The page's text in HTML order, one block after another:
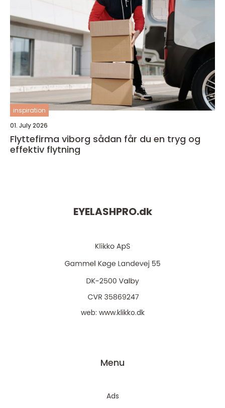
inspiration
01. July 2026
Flyttefirma viborg sådan får du en tryg og
effektiv flytning
EYELASHPRO.dk
web: www.klikko.dk
Menu
Ads